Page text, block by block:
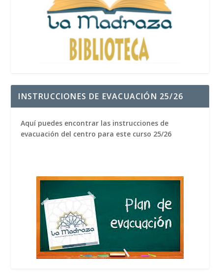
INSTRUCCIONES DE EVACUACIÓN 25/26
Aquí puedes encontrar las instrucciones de
evacuación del centro para este curso 25/26